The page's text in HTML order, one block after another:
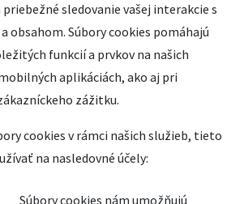
sledovanie vašej interakcie s
obsahom. Súbory cookies pomáhajú
funkcií a prvkov na našich
aplikáciách, ako aj pri
zážitku.
cookies v rámci našich služieb, tieto
na nasledovné účely:
Súbory cookies nám umožňujú